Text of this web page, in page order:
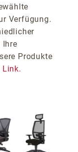
Verfügung.
Ihre
Produkte
Link.